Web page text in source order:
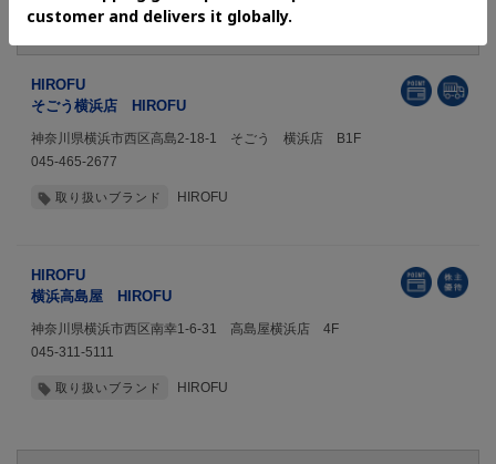
神奈川県
HIROFU
そごう横浜店 HIROFU
神奈川県横浜市西区高島2-18-1 そごう 横浜店 B1F
045-465-2677
取り扱いブランド HIROFU
HIROFU
横浜高島屋 HIROFU
神奈川県横浜市西区南幸1-6-31 高島屋横浜店 4F
045-311-5111
取り扱いブランド HIROFU